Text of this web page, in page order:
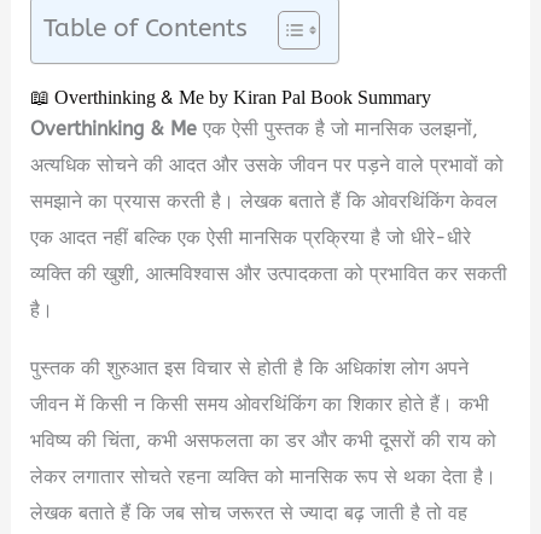
Table of Contents
📖 Overthinking & Me by Kiran Pal Book Summary
Overthinking & Me एक ऐसी पुस्तक है जो मानसिक उलझनों,
अत्यधिक सोचने की आदत और उसके जीवन पर पड़ने वाले प्रभावों को
समझाने का प्रयास करती है। लेखक बताते हैं कि ओवरथिंकिंग केवल
एक आदत नहीं बल्कि एक ऐसी मानसिक प्रक्रिया है जो धीरे-धीरे
व्यक्ति की खुशी, आत्मविश्वास और उत्पादकता को प्रभावित कर सकती
है।
पुस्तक की शुरुआत इस विचार से होती है कि अधिकांश लोग अपने
जीवन में किसी न किसी समय ओवरथिंकिंग का शिकार होते हैं। कभी
भविष्य की चिंता, कभी असफलता का डर और कभी दूसरों की राय को
लेकर लगातार सोचते रहना व्यक्ति को मानसिक रूप से थका देता है।
लेखक बताते हैं कि जब सोच जरूरत से ज्यादा बढ़ जाती है तो वह